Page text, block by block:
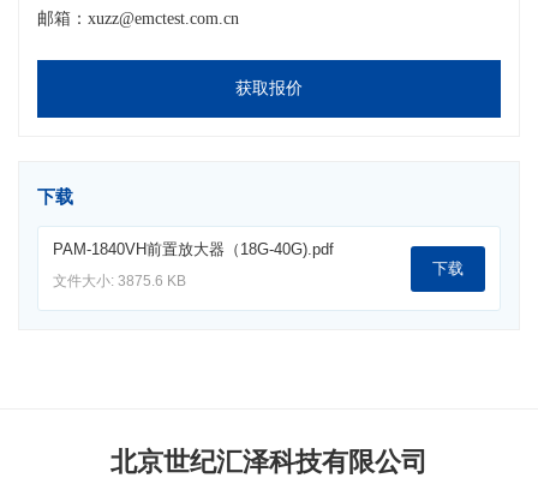
邮箱：xuzz@emctest.com.cn
获取报价
下载
PAM-1840VH前置放大器（18G-40G).pdf
文件大小: 3875.6 KB
下载
北京世纪汇泽科技有限公司